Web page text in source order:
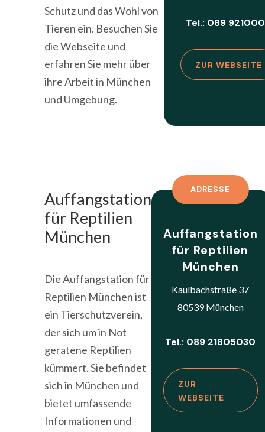
Schutz und das Wohl von
Tieren ein. Besuchen Sie
die Webseite und
erfahren Sie mehr über
ihre Arbeit in München
und Umgebung.
Tel.: 089
ZUR WEBSEITE
Auffangstation
für Reptilien
München
Die Auffangstation für
Reptilien München ist
ein Tierschutzverein,
der sich um in Not
geratene Reptilien
kümmert. Sie befindet
sich in München und
bietet umfassende
Informationen und
ADRESSE
Auffangstation
für Reptilien
München
Kaulbachstraße 37
80539 München
Tel.: 089 21805030
ZUR
WEBSEITE